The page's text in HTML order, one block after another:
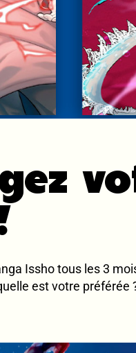
Issho tous les 3
est votre préférée